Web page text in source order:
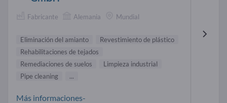
Fabricante Alemania Mundial
Eliminación del amianto
Revestimiento de plástico
Rehabilitaciones de tejados
Remediaciones de suelos
Limpieza industrial
Pipe cleaning
...
Más informaciones-